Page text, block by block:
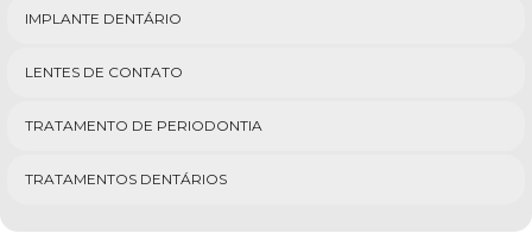
IMPLANTE DENTÁRIO
LENTES DE CONTATO
TRATAMENTO DE PERIODONTIA
TRATAMENTOS DENTÁRIOS